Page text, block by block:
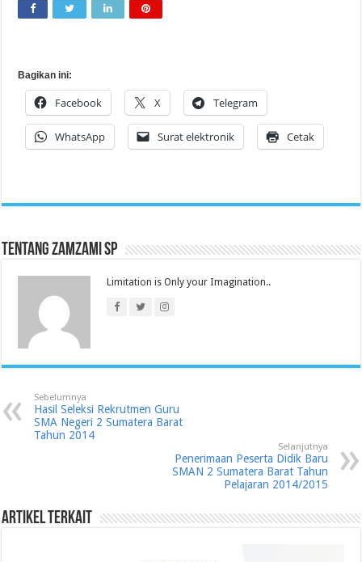
Bagikan ini:
Facebook X Telegram
WhatsApp Surat elektronik Cetak
Tentang Zamzami SP
Limitation is Only your Imagination..
Sebelumnya
Hasil Seleksi Rekrutmen Guru
SMA Negeri 2 Sumatera Barat
Tahun 2014
Selanjutnya
Penerimaan Peserta Didik Baru
SMAN 2 Sumatera Barat Tahun
Pelajaran 2014/2015
Artikel Terkait